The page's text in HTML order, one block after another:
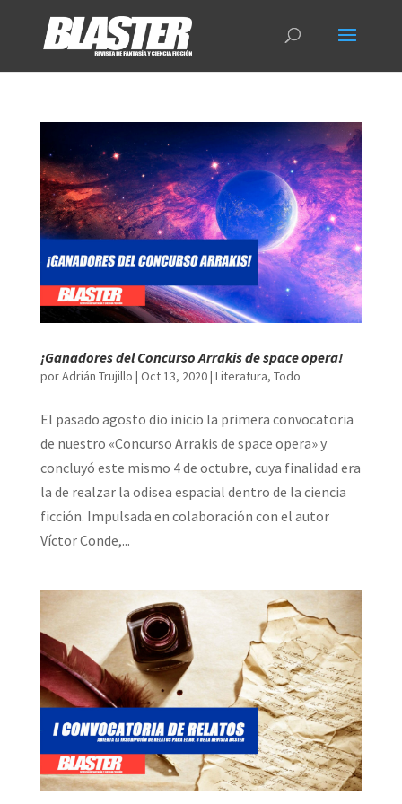
¡Ganadores del Concurso Arrakis de space opera!
porAdrián Trujillo | Oct 13, 2020| Literatura, Todo
El pasado agosto dio inicio la primera convocatoria
de nuestro «Concurso Arrakis de space opera» y
concluyó este mismo 4 de octubre, cuya finalidad era
la de realzar la odisea espacial dentro de la ciencia
ficción. Impulsada en colaboración con el autor
Víctor Conde,...